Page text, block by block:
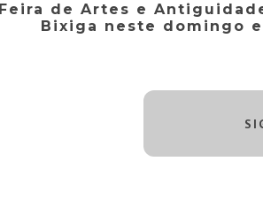
Feira de Artes e
Bixiga neste domingo